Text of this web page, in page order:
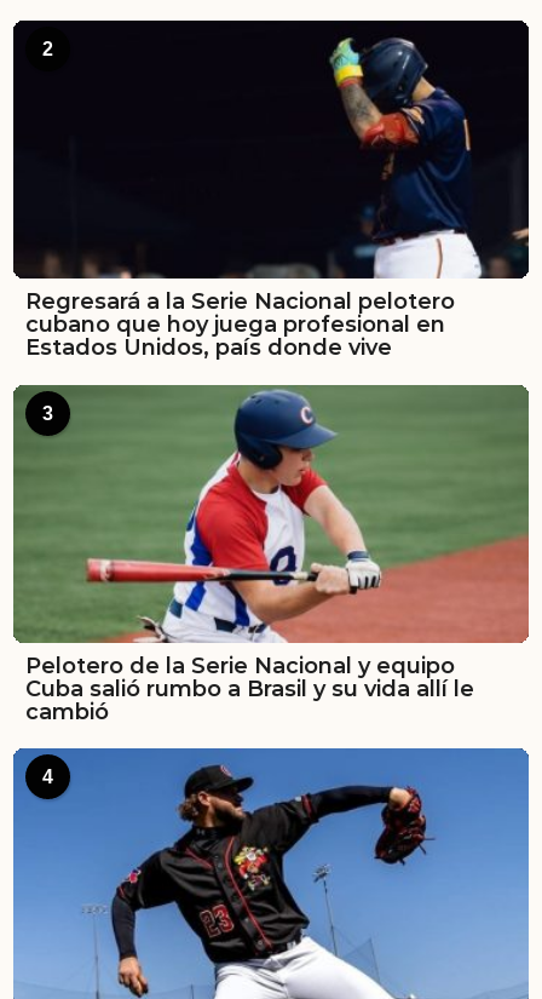
2
Regresará a la Serie Nacional pelotero
cubano que hoy juega profesional en
Estados Unidos, país donde vive
3
Pelotero de la Serie Nacional y equipo
Cuba salió rumbo a Brasil y su vida allí le
cambió
4